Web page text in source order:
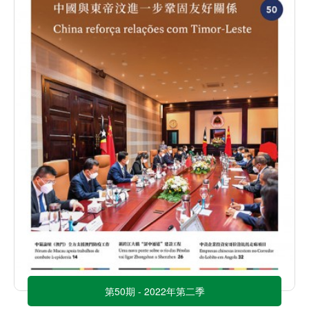
第50期 - 2022年第二季